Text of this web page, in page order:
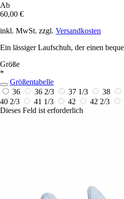
Ab
60,00 €
inkl. MwSt. zzgl. Versandkosten
Ein lässiger Laufschuh, der einen
Größe
*
Größentabelle
36
36 2/3 37 1/3 38
40 2/3
41 1/3 42 42 2/3
Dieses Feld ist erforderlich